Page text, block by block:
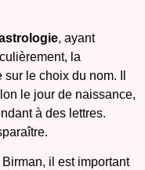
, ayant
la
le choix du nom. Il
le jour de naissance,
à des lettres.
il est important